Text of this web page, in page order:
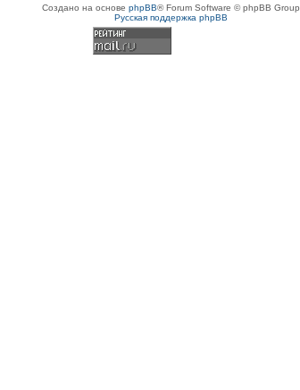
Создано на основе phpBB® Forum Software © phpBB Group
Русская поддержка phpBB